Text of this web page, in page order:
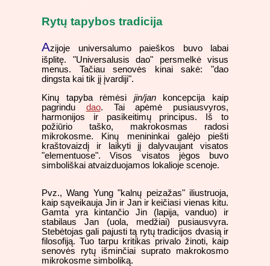
Rytų tapybos tradicija
Azijoje universalumo paieškos buvo labai
išplitę. "Universalusis dao" persmelkė visus
menus. Tačiau senovės kinai sakė: "dao
dingsta kai tik jį įvardiji".
Kinų tapyba rėmėsi jin/jankoncepcija kaip
pagrindu dao. Tai apėmė pusiausvyros,
harmonijos ir pasikeitimų principus. Iš to
požiūrio taško, makrokosmas radosi
mikrokosme. Kinų menininkai galėjo piešti
kraštovaizdį ir laikyti jį dalyvaujant visatos
"elementuose". Visos visatos jėgos buvo
simboliškai atvaizduojamos lokalioje scenoje.
Pvz., Wang Yung "kalnų peizažas" iliustruoja,
kaip sąveikauja Jin ir Jan ir keičiasi vienas kitu.
Gamta yra kintančio Jin (lapija, vanduo) ir
stabilaus Jan (uola, medžiai) pusiausvyra.
Stebėtojas gali pajusti tą rytų tradicijos dvasią ir
filosofiją. Tuo tarpu kritikas privalo žinoti, kaip
senovės rytų išminčiai suprato makrokosmo
mikrokosme simboliką.